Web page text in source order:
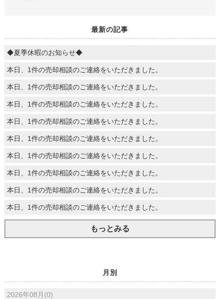
最新の記事
◆夏季休暇のお知らせ◆
本日、1件の売却相談のご連絡をいただきました。
本日、1件の売却相談のご連絡をいただきました。
本日、1件の売却相談のご連絡をいただきました。
本日、1件の売却相談のご連絡をいただきました。
本日、1件の売却相談のご連絡をいただきました。
本日、1件の売却相談のご連絡をいただきました。
本日、1件の売却相談のご連絡をいただきました。
本日、1件の売却相談のご連絡をいただきました。
本日、1件の売却相談のご連絡をいただきました。
もっとみる
月別
2026年08月(0)